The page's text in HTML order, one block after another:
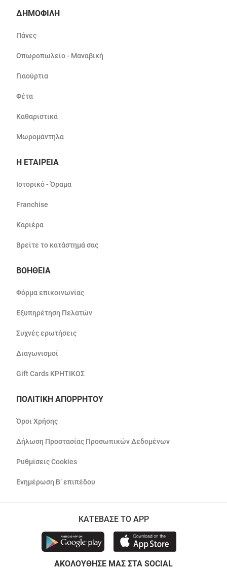
ΔΗΜΟΦΙΛΗ
Πάνες
Οπωροπωλείο - Μαναβική
Γιαούρτια
Φέτα
Καθαριστικά
Μωρομάντηλα
Η ΕΤΑΙΡΕΙΑ
Ιστορικό - Όραμα
Franchise
Καριέρα
Βρείτε το κατάστημά σας
ΒΟΗΘΕΙΑ
Φόρμα επικοινωνίας
Εξυπηρέτηση Πελατών
Συχνές ερωτήσεις
Διαγωνισμοί
Gift Cards ΚΡΗΤΙΚΟΣ
ΠΟΛΙΤΙΚΗ ΑΠΟΡΡΗΤΟΥ
Όροι Χρήσης
Δήλωση Προστασίας Προσωπικών Δεδομένων
Ρυθμίσεις Cookies
Ενημέρωση Β’ επιπέδου
ΚΑΤΕΒΑΣΕ ΤΟ APP
ΑΚΟΛΟΥΘΗΣΕ ΜΑΣ ΣΤΑ SOCIAL